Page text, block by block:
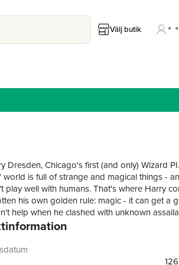
Välj butik
Dresden, Chicago's first (and only) Wizard
world is full of strange and magical things -
play well with humans. That's where Harry
his own golden rule: magic - it can get a
help when he clashed with unknown
And though Harry's continued existence
not quite here, yet not quite anywhere else,
his loved ones are in danger. Only by